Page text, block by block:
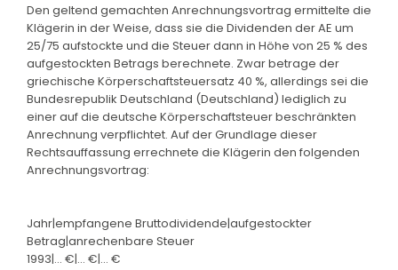
Den geltend gemachten Anrechnungsvortrag ermittelte die
Klägerin in der Weise, dass sie die Dividenden der AE um
25/75 aufstockte und die Steuer dann in Höhe von 25 % des
aufgestockten Betrags berechnete. Zwar betrage der
griechische Körperschaftsteuersatz 40 %, allerdings sei die
Bundesrepublik Deutschland (Deutschland) lediglich zu
einer auf die deutsche Körperschaftsteuer beschränkten
Anrechnung verpflichtet. Auf der Grundlage dieser
Rechtsauffassung errechnete die Klägerin den folgenden
Anrechnungsvortrag:
Jahr|empfangene Bruttodividende|aufgestockter
Betrag|anrechenbare Steuer
1993|... €|... €|... €